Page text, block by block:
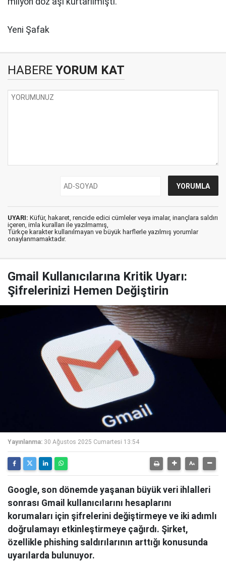
Yeni Şafak
HABERE YORUM KAT
UYARI: Küfür, hakaret, rencide edici cümleler veya imalar, inançlara saldırı
içeren, imla kuralları ile yazılmamış,
Türkçe karakter kullanılmayan ve büyük harflerle yazılmış yorumlar
onaylanmamaktadır.
Gmail Kullanıcılarına Kritik Uyarı:
Şifrelerinizi Hemen Değiştirin
Yayınlanma: 30 Ağustos 2025 Cumartesi 13:54
Google, son dönemde yaşanan büyük veri ihlalleri
sonrası Gmail kullanıcılarını hesaplarını
korumaları için şifrelerini değiştirmeye ve iki adımlı
doğrulamayı etkinleştirmeye çağırdı. Şirket,
özellikle phishing saldırılarının arttığı konusunda
uyarılarda bulunuyor.